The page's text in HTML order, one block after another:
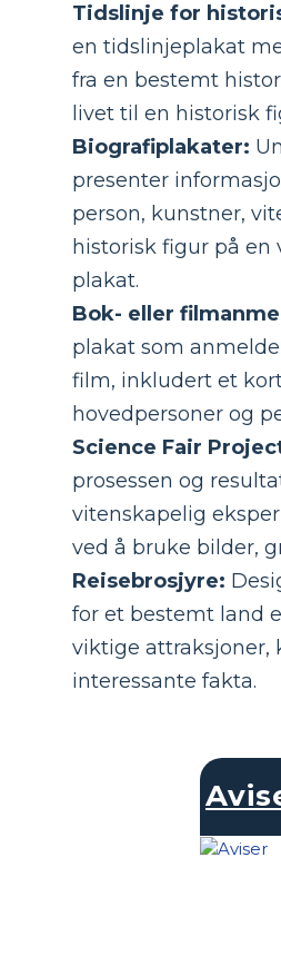
Tidslinje for
en tidslinjeplakat
fra en bestemt
livet til en historisk
Biografiplakater:
presenter
person, kunstner,
historisk figur på
plakat.
Bok- eller
plakat som
film, inkludert et
hovedpersoner og
Science Fair
prosessen og
vitenskapelig
ved å bruke bilder,
Reisebrosjyre:
for et bestemt land
viktige attraksjoner,
interessante fakta.